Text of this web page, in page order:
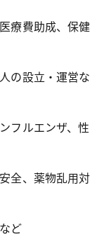
療費助成、保健
の設立・運営な
フルエンザ、性
全、薬物乱用対
ど